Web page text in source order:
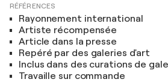
RÉFÉRENCES
Rayonnement international
Artiste récompensée
Article dans la presse
Repéré par des galeries d'art
Inclus dans des curations de
Travaille sur commande